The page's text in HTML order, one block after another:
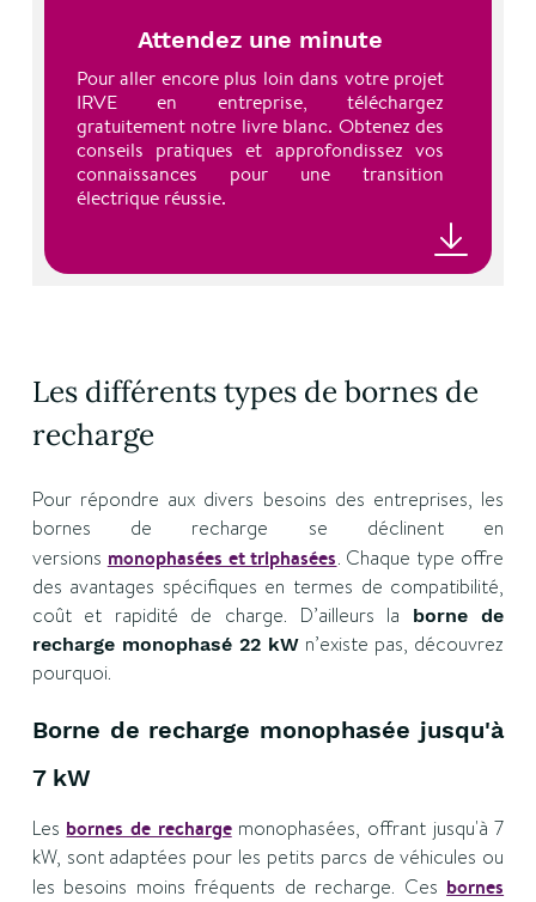
Attendez une minute
Pour aller encore plus loin dans votre projet
IRVE en entreprise, téléchargez
gratuitement notre livre blanc. Obtenez des
conseils pratiques et approfondissez vos
connaissances pour une transition
électrique réussie.
Téléchargez
Les différents types de bornes de
recharge
Pour répondre aux divers besoins des entreprises, les
bornes de recharge se déclinent en
versions monophasées et triphasées. Chaque type offre
des avantages spécifiques en termes de compatibilité,
coût et rapidité de charge. D’ailleurs la
borne de
recharge monophasé 22 kW n’existe pas, découvrez
pourquoi.
Borne de recharge monophasée jusqu'à
7 kW
Les bornes de rechargemonophasées, offrant jusqu'à 7
kW, sont adaptées pour les petits parcs de véhicules ou
les besoins moins fréquents de recharge. Ces bornes